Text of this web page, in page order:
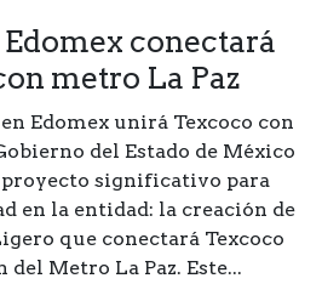
conectará
metro La Paz
Edomex unirá Texcoco con
del Estado de México
significativo para
en la entidad: la creación de
que conectará Texcoco
del Metro La Paz. Este...